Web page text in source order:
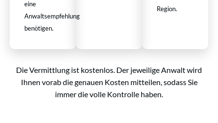
eine
Anwaltsempfehlung
benötigen.
Region.
Die Vermittlung ist kostenlos. Der jeweilige Anwalt wird
Ihnen vorab die genauen Kosten mitteilen, sodass Sie
immer die volle Kontrolle haben.